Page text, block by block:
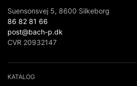
Suensonsvej 5, 8600 Silkeborg
86 82 81 66
post@bach-p.dk
CVR 20932147
KATALOG